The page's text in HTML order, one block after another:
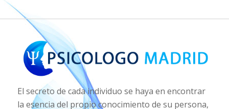
El secreto de cada individuo se haya en encontrar
la esencia del propio conocimiento de su persona,